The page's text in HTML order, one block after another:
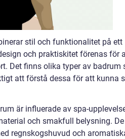
stil och funktionalitet på ett
och praktiskitet förenas för
Det finns olika typer av badrum
att förstå dessa för att kunna
är influerade av spa-
och smakfull belysning. De
regnskogshuvud och